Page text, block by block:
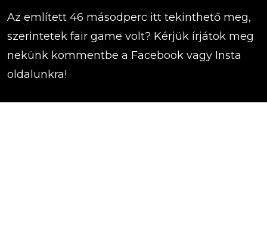
Az említett 46 másodperc itt tekinthető meg,
szerintetek fair game volt? Kérjük írjátok meg
nekünk kommentbe a Facebook vagy Insta
oldalunkra!